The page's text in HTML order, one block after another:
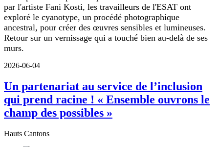
par l'artiste Fani Kosti, les travailleurs de l'ESAT ont
exploré le cyanotype, un procédé photographique
ancestral, pour créer des œuvres sensibles et lumineuses.
Retour sur un vernissage qui a touché bien au-delà de ses
murs.
2026-06-04
Un partenariat au service de l’inclusion
qui prend racine ! « Ensemble ouvrons le
champ des possibles »
Hauts Cantons